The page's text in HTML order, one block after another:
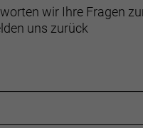
wir Ihre Fragen
uns zurück